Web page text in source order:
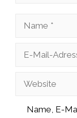
Name
Adresse
Website
Name, E-